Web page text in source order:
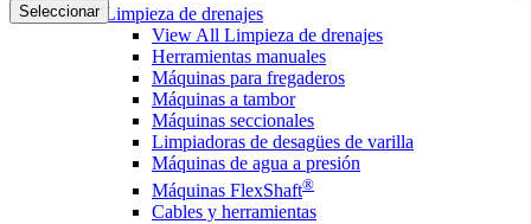
Seleccionar Limpieza de drenajes
View All Limpieza de drenajes
Herramientas manuales
Máquinas para fregaderos
Máquinas a tambor
Máquinas seccionales
Limpiadoras de desagües de varilla
Máquinas de agua a presión
Máquinas FlexShaft®
Cables y herramientas